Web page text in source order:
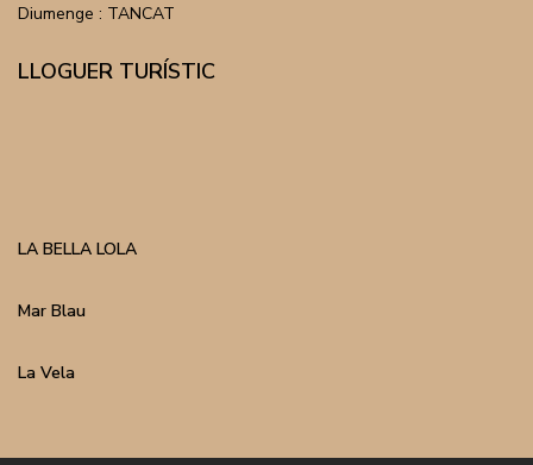
Diumenge : TANCAT
LLOGUER TURÍSTIC
LA BELLA LOLA
Mar Blau
La Vela